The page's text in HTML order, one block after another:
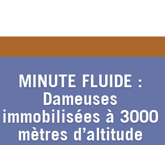
MINUTE FLUIDE :
Dameuses
immobilisées à 3000
mètres d’altitude